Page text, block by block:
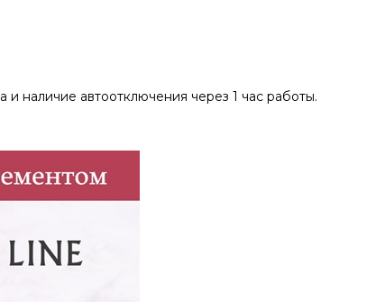
наличие автоотключения через 1 час работы.